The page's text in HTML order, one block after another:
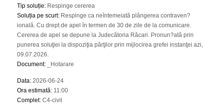
Tip soluție: Respinge cererea
Soluția pe scurt: Respinge ca neîntemeiată plângerea contraven?
ională. Cu drept de apel în termen de 30 de zile de la comunicare.
Cererea de apel se depune la Judecătoria Răcari. Pronun?ată prin
punerea soluţiei la dispoziţia părţilor prin mijlocirea grefei instanţei azi,
09.07.2026.
Document: _Hotarare
Data: 2026-06-24
Ora estimată: 11:00
Complet: C4-civil